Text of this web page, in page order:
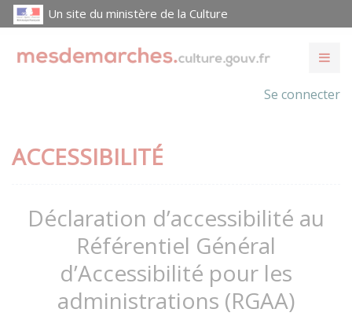
Un site du ministère de la Culture
Se connecter
ACCESSIBILITÉ
Déclaration d’accessibilité au
Référentiel Général
d’Accessibilité pour les
administrations (RGAA)